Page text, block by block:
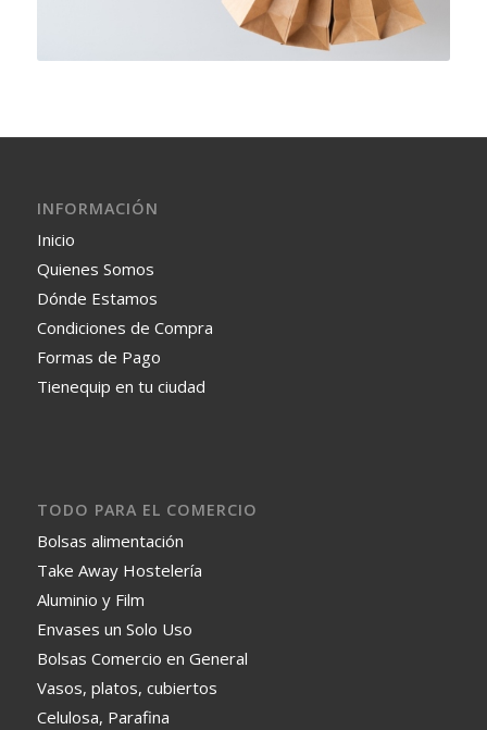
INFORMACIÓN
Inicio
Quienes Somos
Dónde Estamos
Condiciones de Compra
Formas de Pago
Tienequip en tu ciudad
TODO PARA EL COMERCIO
Bolsas alimentación
Take Away Hostelería
Aluminio y Film
Envases un Solo Uso
Bolsas Comercio en General
Vasos, platos, cubiertos
Celulosa, Parafina